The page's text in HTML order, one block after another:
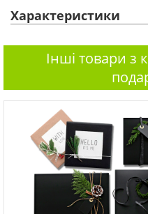
Характеристики
Інші товари з